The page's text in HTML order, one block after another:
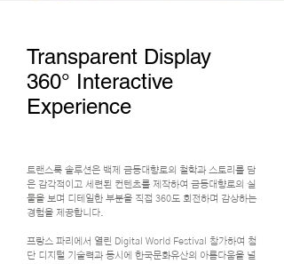
Transparent Display
360° Interactive
Experience
트랜스룩 솔루션은 백제 금동대향로의 철학과 스토리를 담
은 감각적이고 세련된 컨텐츠를 제작하여 금동대향로의 실
물을 보며 디테일한 부분을 직접 360도 회전하며 감상하는
경험을 제공합니다.
프랑스 파리에서 열린 Digital World Festival 참가하여 첨
단 디지털 기술력과 동시에 한국문화유산의 아름다움을 널